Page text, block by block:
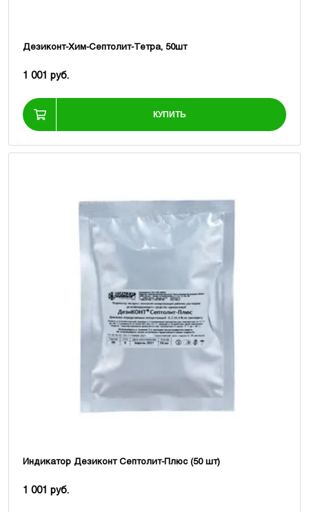
Дезиконт-Хим-Септолит-Тетра, 50шт
1 001 руб.
КУПИТЬ
Индикатор Дезиконт Септолит-Плюс (50 шт)
1 001 руб.